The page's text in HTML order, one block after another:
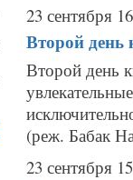
23 сентября
Второй день
Второй день
(реж. Бабак
23 сентября